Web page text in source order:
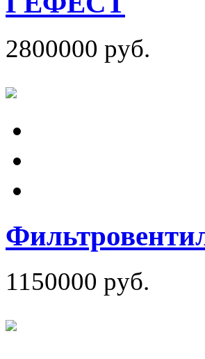
2800000 руб.
1150000 руб.